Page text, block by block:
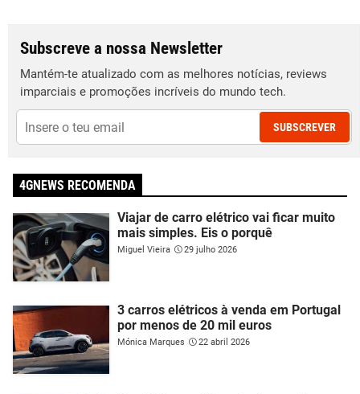
Subscreve a nossa Newsletter
Mantém-te atualizado com as melhores notícias, reviews
imparciais e promoções incríveis do mundo tech.
SUBSCREVER
4GNEWS RECOMENDA
Viajar de carro elétrico vai ficar muito
mais simples. Eis o porquê
Miguel Vieira 29 julho 2026
3 carros elétricos à venda em Portugal
por menos de 20 mil euros
Mónica Marques 22 abril 2026